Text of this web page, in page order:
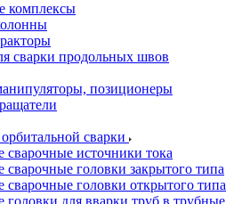
комплексы
сварки продольных швов
позиционеры
сварки
сварочные источники тока
сварочные головки закрытого типа
сварочные головки открытого типа
головки для вварки труб в трубные